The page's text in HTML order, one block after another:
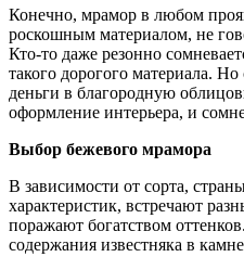
Конечно, мрамор в любом
роскошным материалом, не
Кто-то даже резонно
такого дорогого материала.
деньги в благородную
оформление интерьера, и
Выбор бежевого мрамора
В зависимости от сорта,
характеристик, встречают
поражают богатством
содержания известняка в